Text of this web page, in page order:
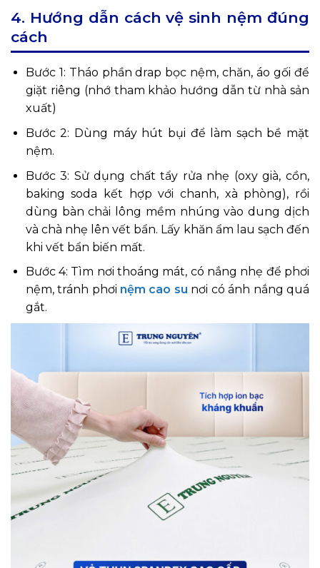
4. Hướng dẫn cách vệ sinh nệm đúng
cách
Bước 1: Tháo phần drap bọc nệm, chăn, áo gối để
giặt riêng (nhớ tham khảo hướng dẫn từ nhà sản
xuất)
Bước 2: Dùng máy hút bụi để làm sạch bề mặt
nệm.
Bước 3: Sử dụng chất tẩy rửa nhẹ (oxy già, cồn,
baking soda kết hợp với chanh, xà phòng), rồi
dùng bàn chải lông mềm nhúng vào dung dịch
và chà nhẹ lên vết bẩn. Lấy khăn ẩm lau sạch đến
khi vết bẩn biến mất.
Bước 4: Tìm nơi thoáng mát, có nắng nhẹ để phơi
nệm, tránh phơi nệm cao su nơi có ánh nắng quá
gắt.